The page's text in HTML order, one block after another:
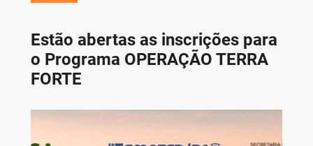
Estão abertas as inscrições para
o Programa OPERAÇÃO TERRA
FORTE